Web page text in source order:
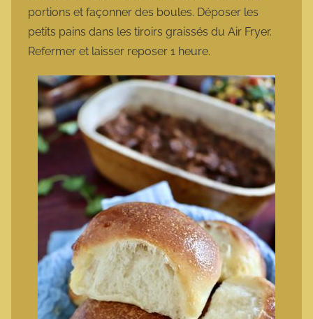
portions et façonner des boules. Déposer les
petits pains dans les tiroirs graissés du Air Fryer.
Refermer et laisser reposer 1 heure.